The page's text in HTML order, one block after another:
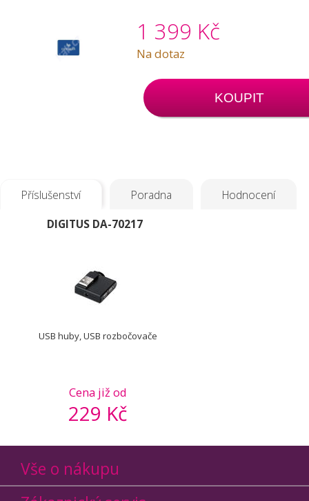
1 399 Kč
Na dotaz
KOUPIT
Příslušenství Poradna Hodnocení
DIGITUS DA-70217
Cena již od
229 Kč
USB huby, USB rozbočovače
Vše o nákupu